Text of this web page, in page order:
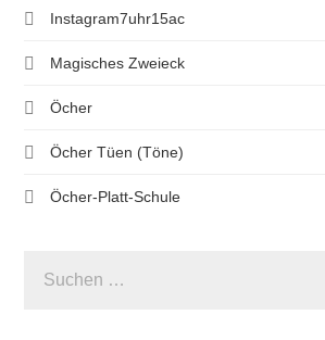
Instagram7uhr15ac
Magisches Zweieck
Öcher
Öcher Tüen (Töne)
Öcher-Platt-Schule
NACH: